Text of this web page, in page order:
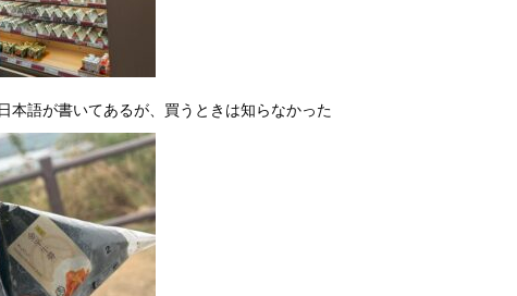
本語が書いてあるが、買うときは知らなかった